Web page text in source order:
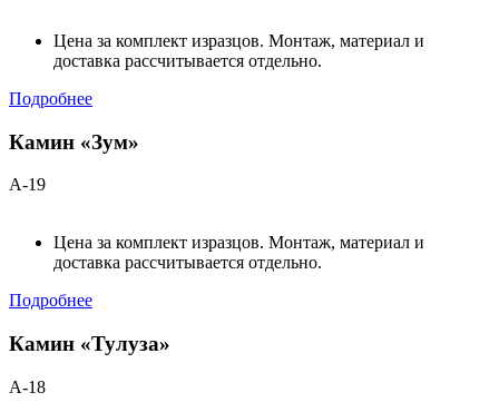
Цена за комплект изразцов. Монтаж, материал и
доставка рассчитывается отдельно.
Подробнее
Камин «Зум»
А-19
Цена за комплект изразцов. Монтаж, материал и
доставка рассчитывается отдельно.
Подробнее
Камин «Тулуза»
А-18